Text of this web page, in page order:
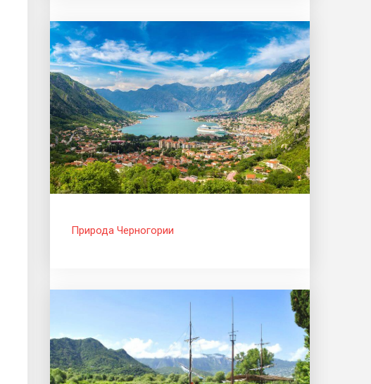
Природа Черногории